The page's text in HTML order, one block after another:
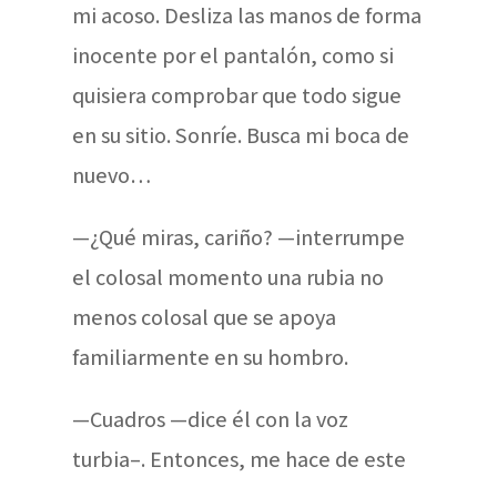
mi acoso. Desliza las manos de forma
inocente por el pantalón, como si
quisiera comprobar que todo sigue
en su sitio. Sonríe. Busca mi boca de
nuevo…
—¿Qué miras, cariño? —interrumpe
el colosal momento una rubia no
menos colosal que se apoya
familiarmente en su hombro.
—Cuadros —dice él con la voz
turbia–. Entonces, me hace de este